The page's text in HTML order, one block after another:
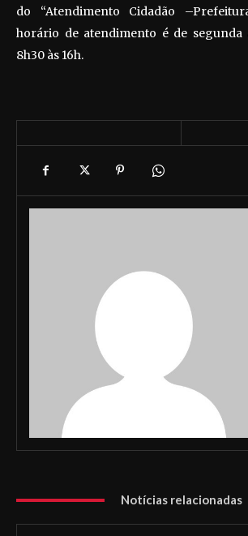
do “Atendimento Cidadão
horário de atendimento é de segunda
8h30 às 16h.
Notícias relacionadas